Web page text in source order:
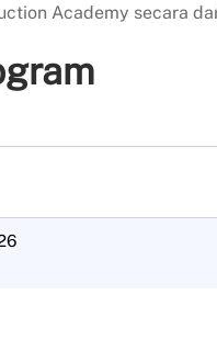
Academy secara